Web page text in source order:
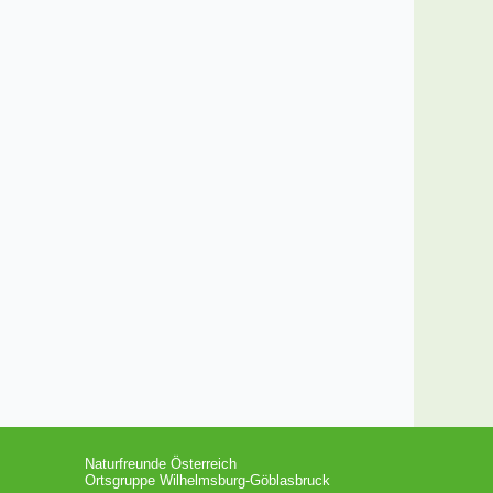
Naturfreunde Österreich
Ortsgruppe Wilhelmsburg-Göblasbruck